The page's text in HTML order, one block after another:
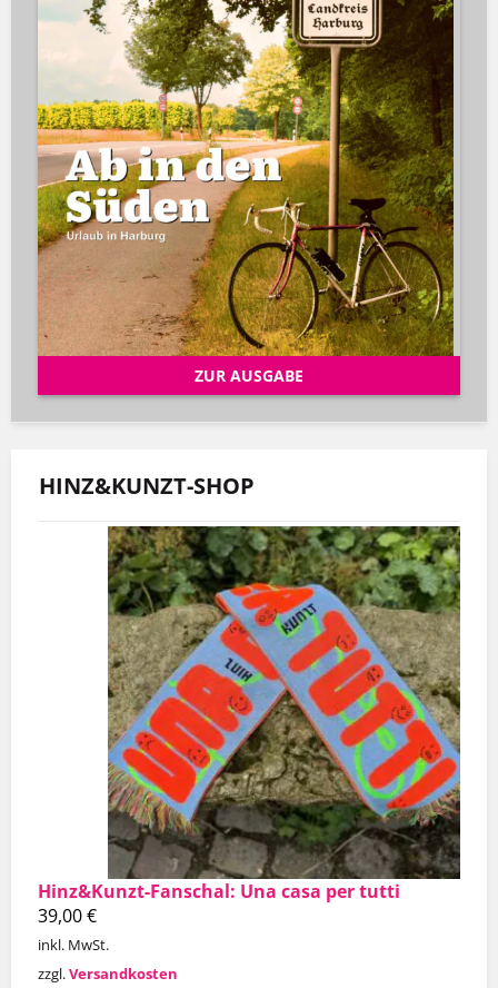
ZUR AUSGABE
HINZ&KUNZT-SHOP
Hinz&Kunzt-Fanschal: Una casa per tutti
39,00€
inkl. MwSt.
zzgl.Versandkosten